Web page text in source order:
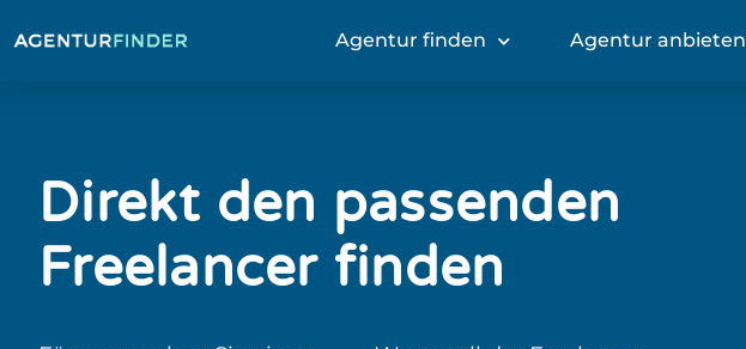
Agentur finden Agentur anbieten
Direkt den passenden
Freelancer finden